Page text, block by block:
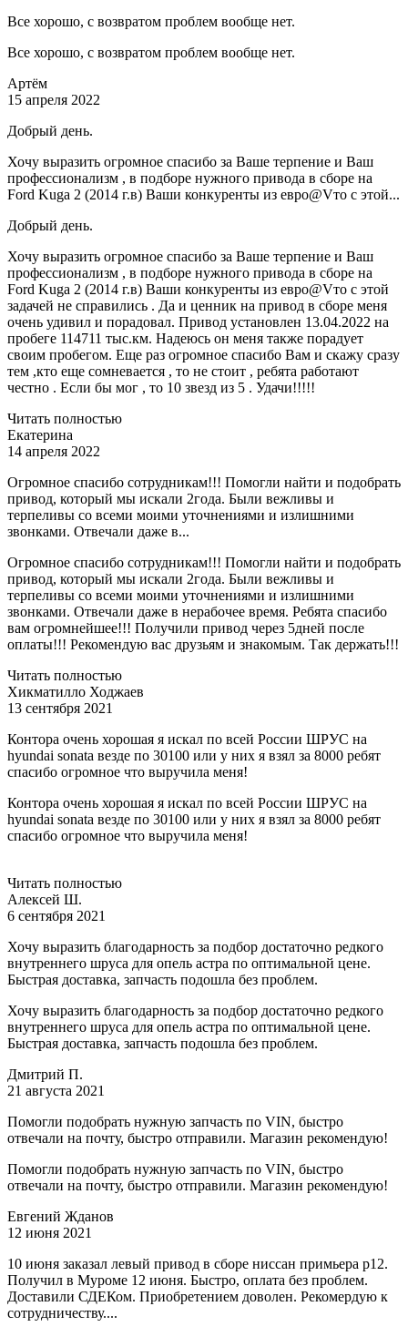
Все хорошо, с возвратом проблем вообще нет.
Все хорошо, с возвратом проблем вообще нет.
Артём
15 апреля 2022
Добрый день.
Хочу выразить огромное спасибо за Ваше терпение и Ваш
профессионализм , в подборе нужного привода в сборе на
Ford Kuga 2 (2014 г.в) Ваши конкуренты из евро@Vто с этой...
Добрый день.
Хочу выразить огромное спасибо за Ваше терпение и Ваш
профессионализм , в подборе нужного привода в сборе на
Ford Kuga 2 (2014 г.в) Ваши конкуренты из евро@Vто с этой
задачей не справились . Да и ценник на привод в сборе меня
очень удивил и порадовал. Привод установлен 13.04.2022 на
пробеге 114711 тыс.км. Надеюсь он меня также порадует
своим пробегом. Еще раз огромное спасибо Вам и скажу сразу
тем ,кто еще сомневается , то не стоит , ребята работают
честно . Если бы мог , то 10 звезд из 5 . Удачи!!!!!
Читать полностью
Екатерина
14 апреля 2022
Огромное спасибо сотрудникам!!! Помогли найти и подобрать
привод, который мы искали 2года. Были вежливы и
терпеливы со всеми моими уточнениями и излишними
звонками. Отвечали даже в...
Огромное спасибо сотрудникам!!! Помогли найти и подобрать
привод, который мы искали 2года. Были вежливы и
терпеливы со всеми моими уточнениями и излишними
звонками. Отвечали даже в нерабочее время. Ребята спасибо
вам огромнейшее!!! Получили привод через 5дней после
оплаты!!! Рекомендую вас друзьям и знакомым. Так держать!!!
Читать полностью
Хикматилло Ходжаев
13 сентября 2021
Контора очень хорошая я искал по всей России ШРУС на
hyundai sonata везде по 30100 или у них я взял за 8000 ребят
спасибо огромное что выручила меня!
Контора очень хорошая я искал по всей России ШРУС на
hyundai sonata везде по 30100 или у них я взял за 8000 ребят
спасибо огромное что выручила меня!
Читать полностью
Алексей Ш.
6 сентября 2021
Хочу выразить благодарность за подбор достаточно редкого
внутреннего шруса для опель астра по оптимальной цене.
Быстрая доставка, запчасть подошла без проблем.
Хочу выразить благодарность за подбор достаточно редкого
внутреннего шруса для опель астра по оптимальной цене.
Быстрая доставка, запчасть подошла без проблем.
Дмитрий П.
21 августа 2021
Помогли подобрать нужную запчасть по VIN, быстро
отвечали на почту, быстро отправили. Магазин рекомендую!
Помогли подобрать нужную запчасть по VIN, быстро
отвечали на почту, быстро отправили. Магазин рекомендую!
Евгений Жданов
12 июня 2021
10 июня заказал левый привод в сборе ниссан примьера р12.
Получил в Муроме 12 июня. Быстро, оплата без проблем.
Доставили СДЕКом. Приобретением доволен. Рекомердую к
сотрудничеству....